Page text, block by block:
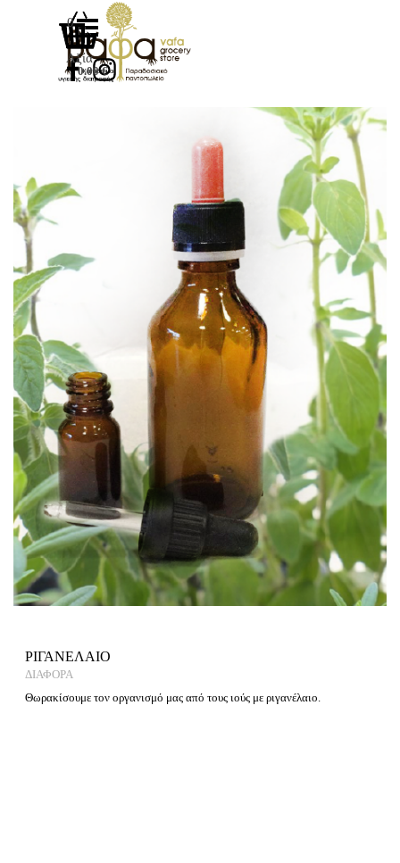
Μετάβαση στο περιεχόμενο
0
Αξία
0.00 €
Παράλειψη μενού
ΡΙΓΑΝΕΛΑΙΟ
ΔΙΑΦΟΡΑ
Θωρακίσουμε τον οργανισμό μας από τους ιούς με ριγανέλαιο.